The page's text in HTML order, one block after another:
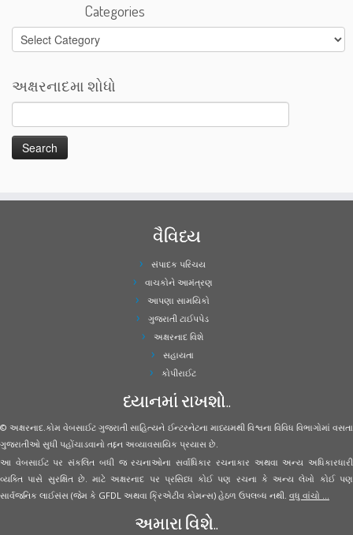
Categories
Categories
અક્ષરનાદમા શોધો
વૈવિધ્ય
સંપાદક પરિચય
વાચકોને આમંત્રણ
આપણા સામયિકો
ગુજરાતી ટાઈપપેડ
અક્ષરનાદ વિશે
સહાયતા
કોપીરાઈટ
ધ્યાનમાં રાખશો..
© અક્ષરનાદ.કોમ વેબસાઈટ ગુજરાતી સાહિત્યને ઈન્ટરનેટના માધ્યમથી વિશ્વના વિવિધ વિભાગોમાં વસતા
ગુજરાતીઓ સુધી પહોંચાડવાનો તદ્દન અવ્યાવસાયિક પ્રયાસ છે.
આ વેબસાઈટ પર સંકલિત બધી જ રચનાઓના સર્વાધિકાર રચનાકાર અથવા અન્ય અધિકારધારી
વ્યક્તિ પાસે સુરક્ષિત છે. માટે અક્ષરનાદ પર પ્રસિધ્ધ કોઈ પણ રચના કે અન્ય લેખો કોઈ પણ
સાર્વજનિક લાઈસંસ (જેમ કે GFDL અથવા ક્રિએટીવ કોમન્સ) હેઠળ ઉપલબ્ધ નથી. વધુ વાંચો ...
અમારા વિશે..